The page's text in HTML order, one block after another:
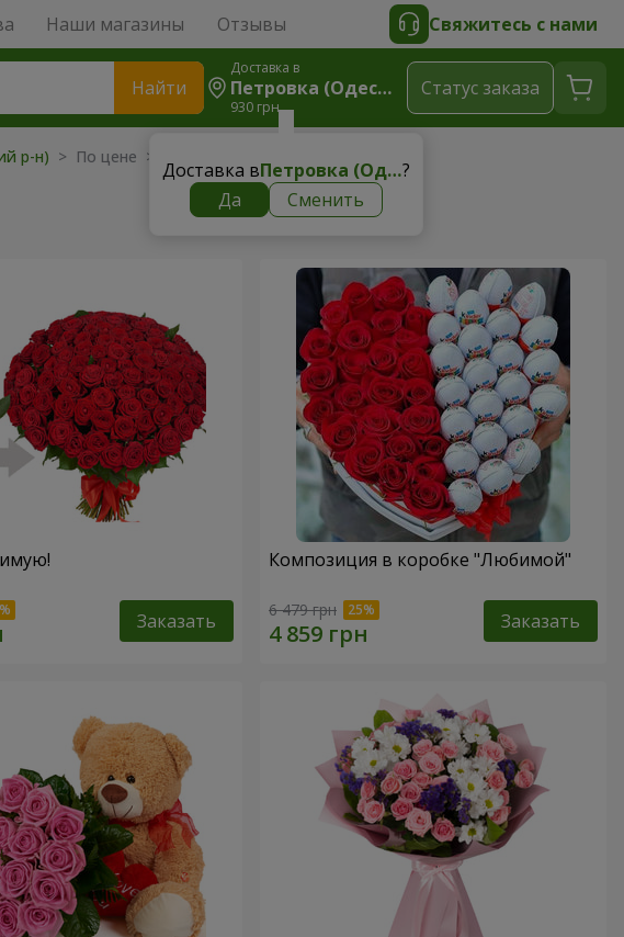
Наши магазины Отзывы Свяжитесь с нами
Найти
Доставка в
Петровка (Одесская Область, Ивановский Р-Н)
930 грн
Доставка в Петровка (Одесская область, Ивановский р-н)?
Да
Сменить
Cтатус заказа
р-н) > По цене > от 1500 грн
Заказать
Композиция в коробке "Любимой"
6 479 грн Заказать